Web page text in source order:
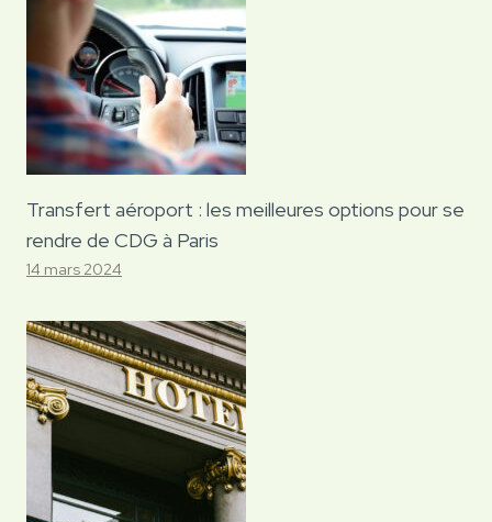
Transfert aéroport : les meilleures options pour se
rendre de CDG à Paris
14 mars 2024